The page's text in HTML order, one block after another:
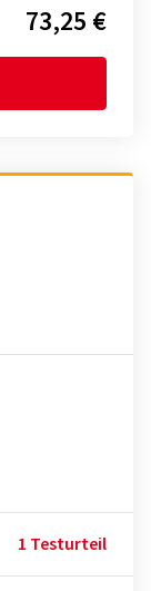
73,25 €
1 Testurteil